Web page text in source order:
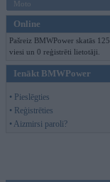
Moto
Online
Pašreiz BMWPower skatās 125
viesi un 0 reģistrēti lietotāji.
Ienākt BMWPower
• Pieslēgties
• Reģistrēties
• Aizmirsi paroli?